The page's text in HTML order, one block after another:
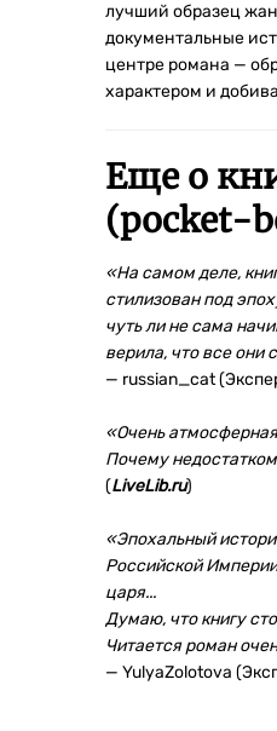
лучший образец
документальные
центре романа —
характером и
Еще о
(pocket-
«На самом деле,
стилизован под
чуть ли не сама
верила, что все они
— russian_cat
«Очень
Почему
(LiveLib.ru)
«Эпохальный
Российской
царя...
Думаю, что книгу
Читается роман
— YulyaZolotova